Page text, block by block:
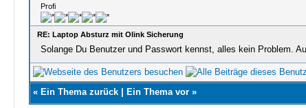
Profi
RE: Laptop Absturz mit Olink Sicherung
Solange Du Benutzer und Passwort kennst, alles kein Problem.
« Ein Thema zurück| Ein Thema vor»